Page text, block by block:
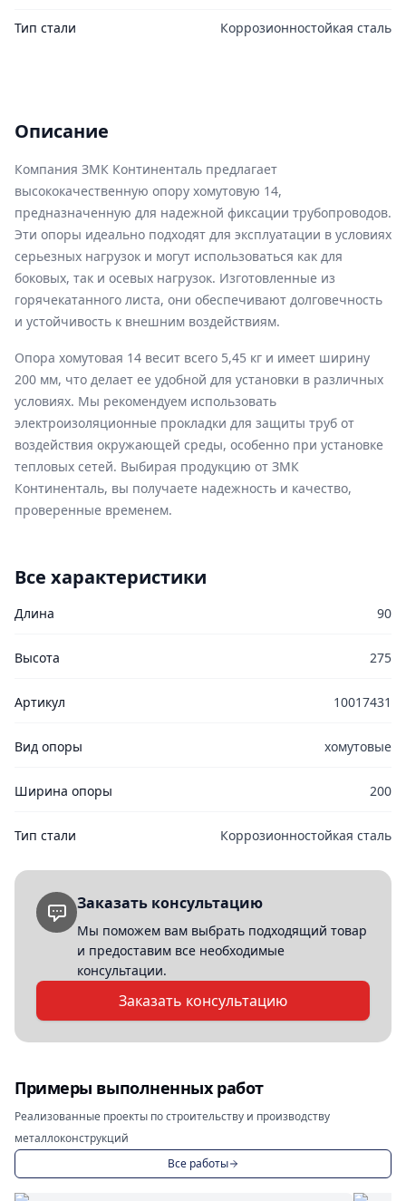
Тип стали Коррозионностойкая сталь
Описание
Компания ЗМК Континенталь предлагает
высококачественную опору хомутовую 14,
предназначенную для надежной фиксации трубопроводов.
Эти опоры идеально подходят для эксплуатации в условиях
серьезных нагрузок и могут использоваться как для
боковых, так и осевых нагрузок. Изготовленные из
горячекатанного листа, они обеспечивают долговечность
и устойчивость к внешним воздействиям.
Опора хомутовая 14 весит всего 5,45 кг и имеет ширину
200 мм, что делает ее удобной для установки в различных
условиях. Мы рекомендуем использовать
электроизоляционные прокладки для защиты труб от
воздействия окружающей среды, особенно при установке
тепловых сетей. Выбирая продукцию от ЗМК
Континенталь, вы получаете надежность и качество,
проверенные временем.
Все характеристики
Длина 90
Высота 275
Артикул 10017431
Вид опоры хомутовые
Ширина опоры 200
Тип стали Коррозионностойкая сталь
Заказать консультацию
Мы поможем вам выбрать подходящий товар
и предоставим все необходимые
консультации.
Заказать консультацию
Примеры выполненных работ
Реализованные проекты по строительству и производству
металлоконструкций
Все работы